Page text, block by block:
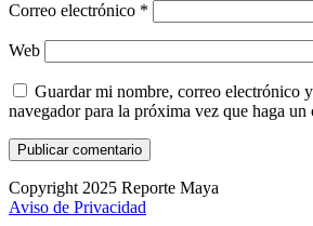
Correo electrónico *
Web
Guardar mi nombre, correo electrónico
navegador para la próxima vez que haga un
Copyright 2025 Reporte Maya
Aviso de Privacidad